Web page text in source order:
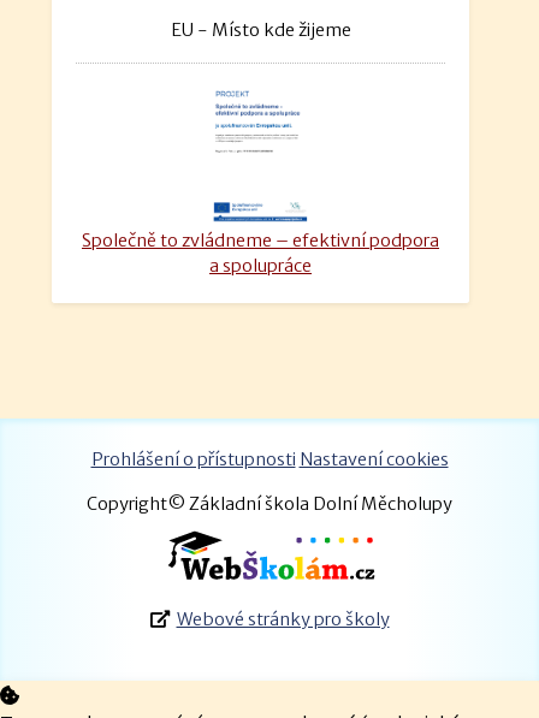
EU - Místo kde žijeme
Společně to zvládneme – efektivní podpora
a spolupráce
Prohlášení o přístupnosti Nastavení cookies
Copyright© Základní škola Dolní Měcholupy
Webové stránky pro školy